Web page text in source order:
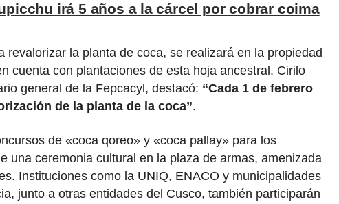
irá 5 años a la cárcel por cobrar coima
revalorizar la planta de coca, se realizará en la propiedad
cuenta con plantaciones de esta hoja ancestral. Cirilo
general de la Fepcacyl, destacó: “Cada 1 de febrero
de la planta de la coca”.
de «coca qoreo» y «coca pallay» para los
una ceremonia cultural en la plaza de armas, amenizada
Instituciones como la UNIQ, ENACO y municipalidades
junto a otras entidades del Cusco, también participarán